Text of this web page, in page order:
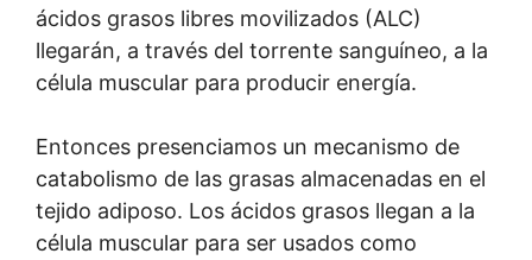
ácidos grasos libres movilizados (ALC)
llegarán, a través del torrente sanguíneo, a la
célula muscular para producir energía.
Entonces presenciamos un mecanismo de
catabolismo de las grasas almacenadas en el
tejido adiposo. Los ácidos grasos llegan a la
célula muscular para ser usados como